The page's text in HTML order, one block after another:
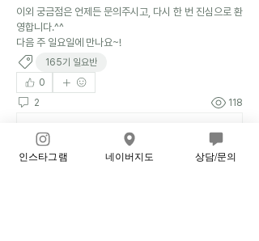
이외 궁금점은 언제든 문의주시고, 다시 한 번 진심으로 환
영합니다.^^
다음 주 일요일에 만나요~!
165기 일요반
0
2
118
Write a comment...
인스타그램 네이버지도 상담/문의